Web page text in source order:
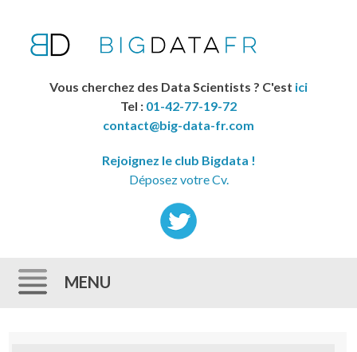
Vous cherchez des Data Scientists ? C'est ici
Tel : 01-42-77-19-72
contact@big-data-fr.com
Rejoignez le club Bigdata !
Déposez votre Cv.
MENU